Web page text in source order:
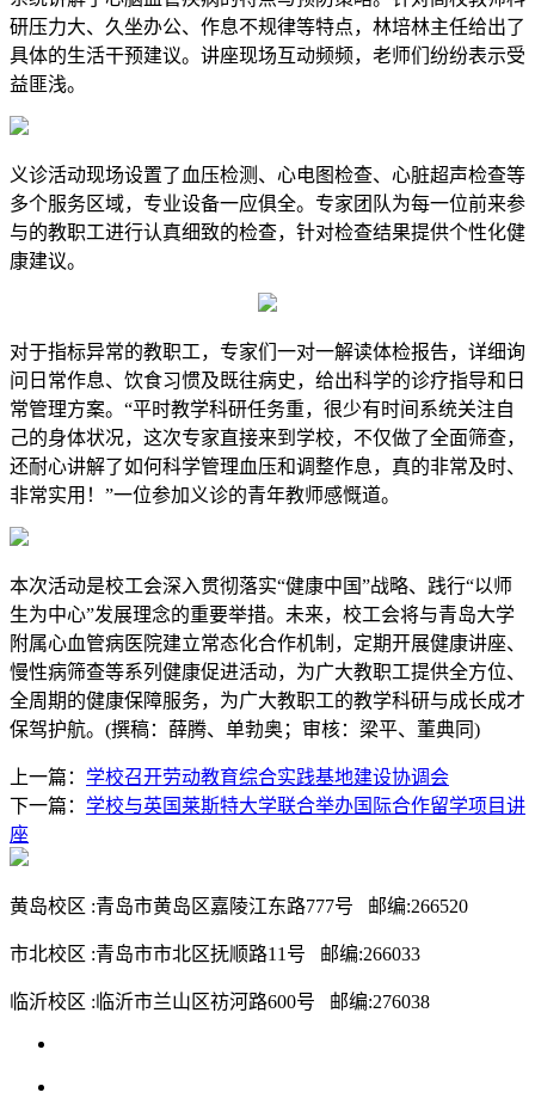
研压力大、久坐办公、作息不规律等特点，林培林主任给出了
具体的生活干预建议。讲座现场互动频频，老师们纷纷表示受
益匪浅。
义诊活动现场设置了血压检测、心电图检查、心脏超声检查等
多个服务区域，专业设备一应俱全。专家团队为每一位前来参
与的教职工进行认真细致的检查，针对检查结果提供个性化健
康建议。
对于指标异常的教职工，专家们一对一解读体检报告，详细询
问日常作息、饮食习惯及既往病史，给出科学的诊疗指导和日
常管理方案。“平时教学科研任务重，很少有时间系统关注自
己的身体状况，这次专家直接来到学校，不仅做了全面筛查，
还耐心讲解了如何科学管理血压和调整作息，真的非常及时、
非常实用！”一位参加义诊的青年教师感慨道。
本次活动是校工会深入贯彻落实“健康中国”战略、践行“以师
生为中心”发展理念的重要举措。未来，校工会将与青岛大学
附属心血管病医院建立常态化合作机制，定期开展健康讲座、
慢性病筛查等系列健康促进活动，为广大教职工提供全方位、
全周期的健康保障服务，为广大教职工的教学科研与成长成才
保驾护航。(撰稿：薛腾、单勃奥；审核：梁平、董典同)
上一篇： 学校召开劳动教育综合实践基地建设协调会
下一篇： 学校与英国莱斯特大学联合举办国际合作留学项目讲
座
黄岛校区 :青岛市黄岛区嘉陵江东路777号 邮编:266520
市北校区 :青岛市市北区抚顺路11号 邮编:266033
临沂校区 :临沂市兰山区祊河路600号 邮编:276038